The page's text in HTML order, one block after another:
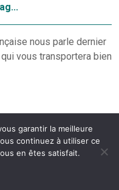
nous parle dernier
vous transportera bien
garantir la meilleure
continuez à utiliser ce
en êtes satisfait.